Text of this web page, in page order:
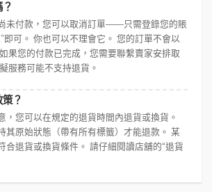
未付款，您可以取消訂單——只需登錄您的賬
即可。 你也可以不理會它。 您的訂單不會以
果您的付款已完成，您需要聯繫賣家安排取
服務可能不支持退貨。
？
，您可以在規定的退貨時間內退貨或換貨。
其原始狀態（帶有所有標籤）才能退款。 某
合退貨或換貨條件。 請仔細閱讀店舖的“退貨